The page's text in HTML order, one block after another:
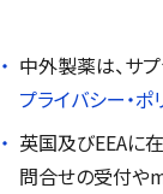
中外製薬は、サ
プライバシー・ポ
英国及びEEAに
問合せの受付や